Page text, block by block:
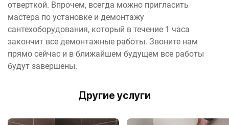
отверткой. Впрочем, всегда можно пригласить
мастера по установке и демонтажу
сантехоборудования, который в течение 1 часа
закончит все демонтажные работы. Звоните нам
прямо сейчас и в ближайшем будущем все работы
будут завершены.
Другие услуги